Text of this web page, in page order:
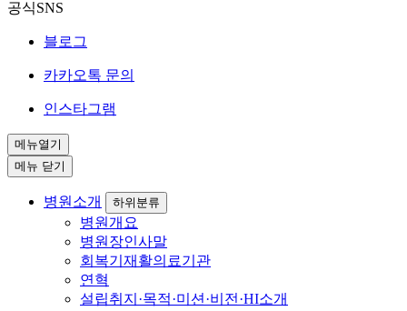
공식SNS
블로그
카카오톡 문의
인스타그램
메뉴열기
메뉴 닫기
병원소개 하위분류
병원개요
병원장인사말
회복기재활의료기관
연혁
설립취지·목적·미션·비전·HI소개